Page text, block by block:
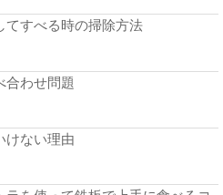
てすべる時の掃除方法
合わせ問題
けない理由